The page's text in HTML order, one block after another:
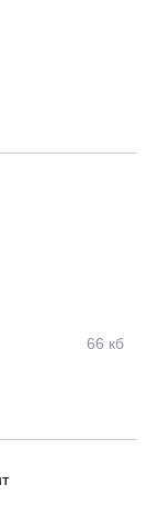
66 кб